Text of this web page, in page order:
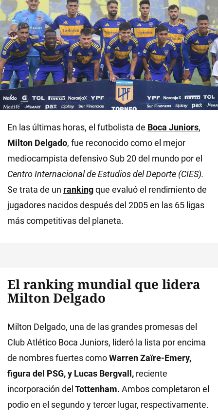
En las últimas horas, el futbolista de Boca Juniors,
Milton Delgado, fue reconocido como el mejor
mediocampista defensivo Sub 20 del mundo por el
Centro Internacional de Estudios del Deporte (CIES).
Se trata de un rankingque evaluó el rendimiento de
jugadores nacidos después del 2005 en las 65 ligas
más competitivas del planeta.
El ranking mundial que lidera
Milton Delgado
Milton Delgado, una de las grandes promesas del
Club Atlético Boca Juniors, lideró la lista por encima
de nombres fuertes comoWarren Zaïre-Emery,
figura del PSG, y Lucas Bergvall, reciente
incorporación delTottenham. Ambos completaron el
podio en el segundo y tercer lugar, respectivamente.